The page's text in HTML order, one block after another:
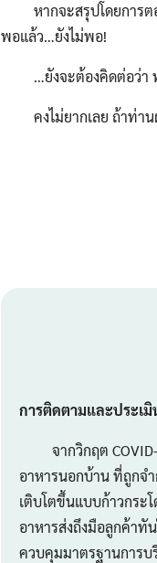
หากจะสรุปโดยการตอก
พอแล้ว…ยังไม่พอ!
…ยังจะต้องคิดต่อว่า ทำ
คงไม่ยากเลย ถ้าท่านผู้
การติดตามและประเ
จากวิกฤต COVID-
อาหารนอกบ้าน ที่ถูกจ
เติบโตขึ้นแบบก้าวกระ
อาหารส่งถึงมือลูกค้าทั
ควบคุมมาตรฐานการบ